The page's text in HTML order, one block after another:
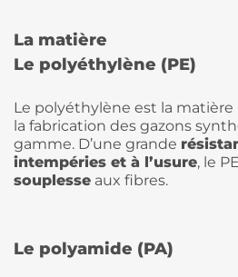
La matière
Le polyéthylène (PE)
Le polyéthylène est la matière
la fabrication des gazons
gamme. D’une grande
intempéries et à l’usure, le
souplesse aux fibres.
Le polyamide (PA)